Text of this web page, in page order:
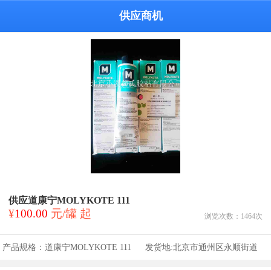
供应商机
供应道康宁MOLYKOTE 111
¥100.00 元/罐 起 浏览次数： 1464次
产品规格：道康宁MOLYKOTE 111 发货地:北京市通州区永顺街道